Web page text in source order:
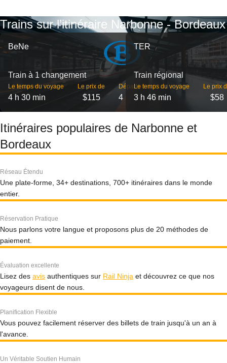
Trains sur l’itinéraire Narbonne - Bordeaux
BeNe
Train à 1 changement
Le temps du voyage
4 h 30 min
Le prix de
$115
Départs
4
TER
Train régional
Le temps du voyage
3 h 46 min
Le prix
$58
Itinéraires populaires de Narbonne et
Bordeaux
Réseau Étendu
Une plate-forme, 34+ destinations, 700+ itinéraires dans le monde
entier.
Réservation Pratique
Nous parlons votre langue et proposons plus de 20 méthodes de
paiement.
Évaluation excellente
Lisez des avis authentiques sur Rail Ninja et découvrez ce que nos
voyageurs disent de nous.
Planification Flexible
Vous pouvez facilement réserver des billets de train jusqu'à un an à
l'avance.
Un Véritable Soutien Humain